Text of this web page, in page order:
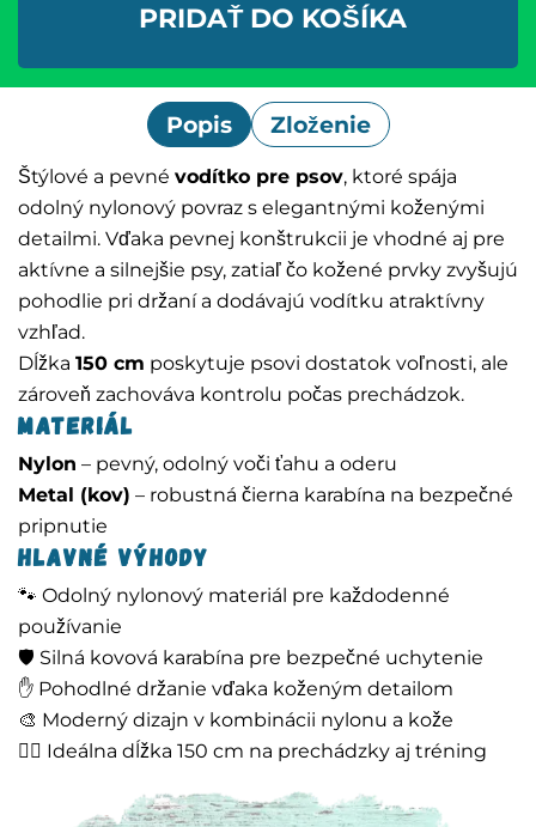
PRIDAŤ DO KOŠÍKA
Popis Zloženie
Štýlové a pevné vodítko pre psov, ktoré spája
odolný nylonový povraz s elegantnými koženými
detailmi. Vďaka pevnej konštrukcii je vhodné aj pre
aktívne a silnejšie psy, zatiaľ čo kožené prvky zvyšujú
pohodlie pri držaní a dodávajú vodítku atraktívny
vzhľad.
Dĺžka 150 cm poskytuje psovi dostatok voľnosti, ale
zároveň zachováva kontrolu počas prechádzok.
Materiál
Nylon – pevný, odolný voči ťahu a oderu
Metal (kov) – robustná čierna karabína na bezpečné
pripnutie
Hlavné výhody
🐾 Odolný nylonový materiál pre každodenné
používanie
🛡️ Silná kovová karabína pre bezpečné uchytenie
✋ Pohodlné držanie vďaka koženým detailom
🎨 Moderný dizajn v kombinácii nylonu a kože
🚶‍♂️ Ideálna dĺžka 150 cm na prechádzky aj tréning